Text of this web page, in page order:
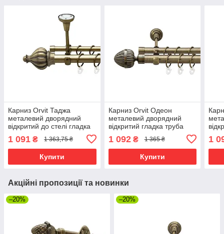
Карниз Orvit Таджа
металевий дворядний
відкритий до стелі гладка
Антик 25\16 мм 200 см
(00-00018551)
1 091 ₴ 1 363,75 ₴
Купити
Карниз Orvit Одеон
металевий дворядний
відкритий гладка труба
25\19 мм 200 см (00-
00010255)
1 092₴ 1 365 ₴
Купити
(00-
1
Акційні пропозиції та новинки
–20% –20%